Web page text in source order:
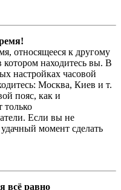
относящееся к другому
котором находитесь вы. В
настройках часовой
Москва, Киев и т.
пояс, как и
только
Если вы не
момент сделать
всё равно